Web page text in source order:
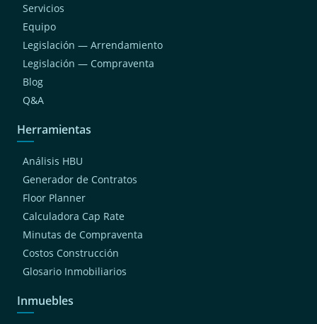
Servicios
Equipo
Legislación — Arrendamiento
Legislación — Compraventa
Blog
Q&A
Herramientas
Análisis HBU
Generador de Contratos
Floor Planner
Calculadora Cap Rate
Minutas de Compraventa
Costos Construcción
Glosario Inmobiliarios
Inmuebles